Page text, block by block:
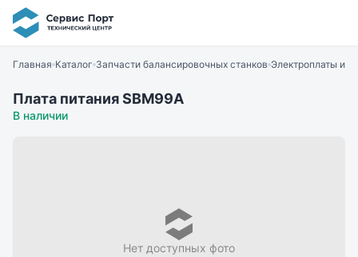
Главная Каталог Запчасти балансировочных станков Электроплаты и
Плата питания SBM99A
В наличии
Нет доступных фото